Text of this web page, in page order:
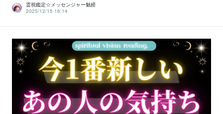
霊視鑑定☆メッセンジャー魅綬
2025/12/15 16:14